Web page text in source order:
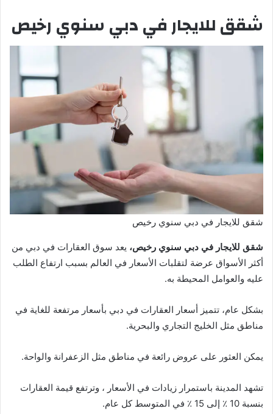
شقق للايجار في دبي سنوي رخيص
شقق للايجار في دبي سنوي رخيص
شقق للايجار في دبي سنوي رخيص، يعد سوق العقارات في دبي من
أكثر الأسواق عرضة لتقلبات الأسعار في العالم بسبب ارتفاع الطلب
عليه والعوامل المحيطة به.
بشكل عام، تتميز أسعار العقارات في دبي بأسعار مرتفعة للغاية في
مناطق مثل الخليج التجاري والبحرية.
يمكن العثور على عروض رائعة في مناطق مثل الزعفرانة والواحة.
تشهد المدينة باستمرار زيادات في الأسعار ، وترتفع قيمة العقارات
بنسبة 10 ٪ إلى 15 ٪ في المتوسط كل عام.